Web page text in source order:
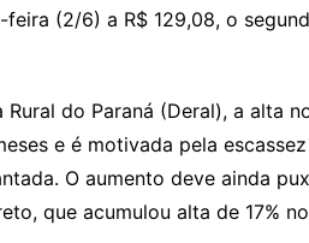
(2/6) a R$ 129,08, o
do Paraná (Deral), a alta
e é motivada pela
O aumento deve ainda
que acumulou alta de 17%